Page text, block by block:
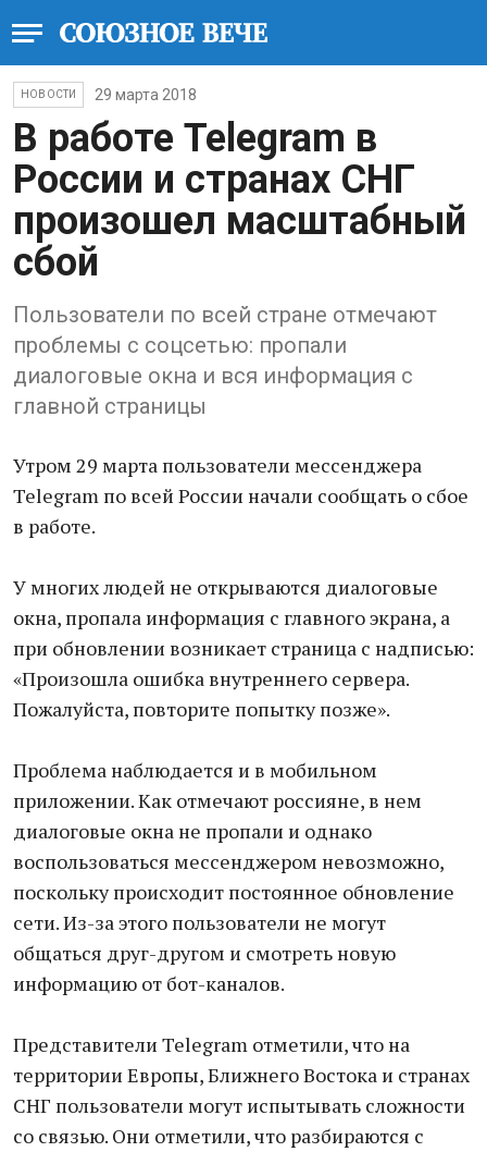
НОВОСТИ 29 марта 2018
В работе Telegram в
России и странах СНГ
произошел масштабный
сбой
Пользователи по всей стране отмечают
проблемы с соцсетью: пропали
диалоговые окна и вся информация с
главной страницы
Утром 29 марта пользователи мессенджера
Telegram по всей России начали сообщать о сбое
в работе.
У многих людей не открываются диалоговые
окна, пропала информация с главного экрана, а
при обновлении возникает страница с надписью:
«Произошла ошибка внутреннего сервера.
Пожалуйста, повторите попытку позже».
Проблема наблюдается и в мобильном
приложении. Как отмечают россияне, в нем
диалоговые окна не пропали и однако
воспользоваться мессенджером невозможно,
поскольку происходит постоянное обновление
сети. Из-за этого пользователи не могут
общаться друг-другом и смотреть новую
информацию от бот-каналов.
Представители Telegram отметили, что на
территории Европы, Ближнего Востока и странах
СНГ пользователи могут испытывать сложности
со связью. Они отметили, что разбираются с